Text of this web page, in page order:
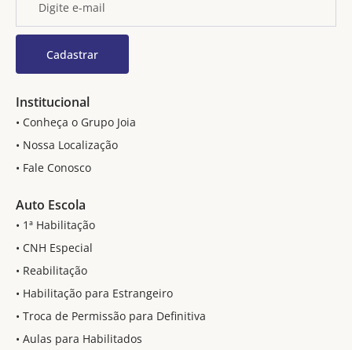
Institucional
• Conheça o Grupo Joia
• Nossa Localização
• Fale Conosco
Auto Escola
• 1ª Habilitação
• CNH Especial
• Reabilitação
• Habilitação para Estrangeiro
• Troca de Permissão para Definitiva
• Aulas para Habilitados